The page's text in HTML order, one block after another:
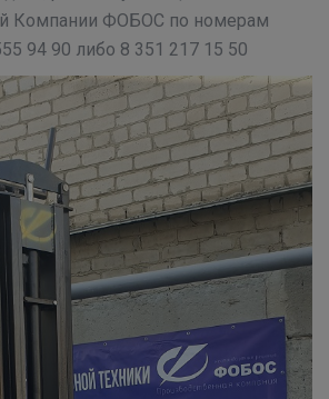
Компании ФОБОС по номерам
94 90 либо 8 351 217 15 50